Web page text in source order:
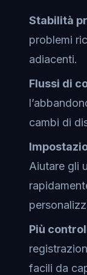
Stabilità
problemi
adiacenti.
Flussi di
cambi di
Aiutare gli
Più
facili da